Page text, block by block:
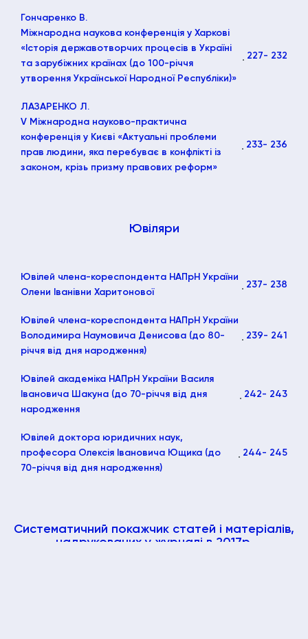
Гончаренко В.
Міжнародна наукова конференція у Харкові
«Історія державотворчих процесів в Україні
та зарубіжних країнах (до 100-річчя
утворення Української Народної Республіки)»
227- 232
ЛАЗАРЕНКО Л.
V Міжнародна науково-практична
конференція у Києві «Актуальні проблеми
прав людини, яка перебуває в конфлікті із
законом, крізь призму правових реформ»
233- 236
Ювіляри
Ювілей члена-кореспондента НАПрН України
Олени Іванівни Харитонової
237- 238
Ювілей члена-кореспондента НАПрН України
Володимира Наумовича Денисова (до 80-
річчя від дня народження)
239- 241
Ювілей академіка НАПрН України Василя
Івановича Шакуна (до 70-річчя від дня
народження
242- 243
Ювілей доктора юридичних наук,
професора Олексія Івановича Ющика (до
70-річчя від дня народження)
244- 245
Систематичний покажчик статей і матеріалів,
надрукованих у журналі в 2017р.